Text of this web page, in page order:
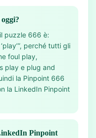
puzzle 666 è:
perché tutti gli
foul play,
play e plug and
la Pinpoint 666
la LinkedIn Pinpoint
Pinpoint